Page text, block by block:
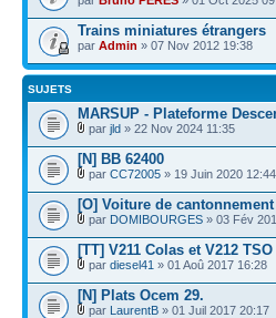
Trains miniatures étrangers
par Admin » 07 Nov 2012 19:38
SUJETS
MARSUP - Plateforme
par jld » 22 Nov 2024 11:35
[N] BB 62400
par CC72005 » 19 Juin 2020 12:44
[O] Voiture de cantonnement
par DOMIBOURGES » 03 Fév
[TT] V211 Colas et V212 TSO
par diesel41 » 01 Aoû 2017 16:28
[N] Plats Ocem 29.
par LaurentB » 01 Juil 2017 20:17